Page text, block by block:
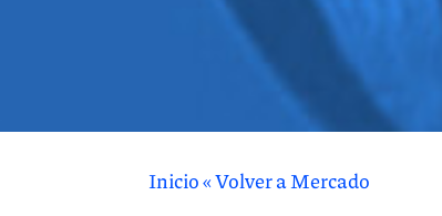
Inicio«Volver a Mercado